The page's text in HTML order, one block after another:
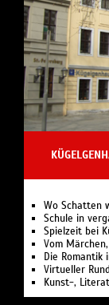
Wo Schatten
Schule in
Spielzeit bei
Vom
Die Romantik
Virtueller
Kunst-,